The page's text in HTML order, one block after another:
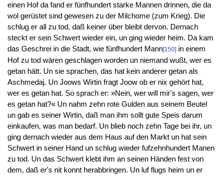
einen Hof da fand er fünfhundert starke Mannen drinnen, die da
wol gerüstet sind gewesen zu der Milchome (zum Krieg). Die
schlug er all zu tod, daß keiner über bleibt dervon. Dernach
steckt er sein Schwert wieder ein, un ging wieder heim. Da kam
das Geschrei in die Stadt, wie fünfhundert Mann[150]in einem
Hof zu tod wären geschlagen worden un niemand wußt, wer es
getan hätt. Un sie sprachen, das hat kein anderer getan als
Aschmedaj. Un Joows Wirtin fragt Joow ob er nix gehört hat,
wer es getan hat. So sprach er: »Nein, wer will mir's sagen, wer
es getan hat?« Un nahm zehn rote Gulden aus seinem Beutel
un gab es seiner Wirtin, daß man ihm sollt gute Speis darum
einkaufen, was man bedarf. Un blieb noch zehn Tage bei ihr, un
ging dernach wieder aus dem Haus auf den Markt un hat sein
Schwert in seiner Hand un schlug wieder fufzehnhundert Manen
zu tod. Un das Schwert klebt ihm an seinen Händen fest von
dem, daß er's nit konnt herabbringen. Un luf flugs heim un er